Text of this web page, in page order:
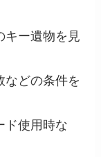
キー遺物を見
などの条件を
ド使用時な